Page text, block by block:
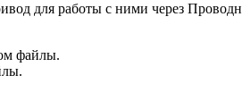
для работы с ними через
файлы.